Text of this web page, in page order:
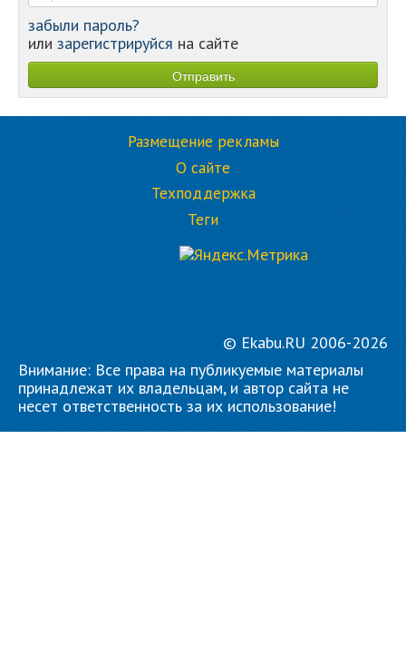
забыли пароль?
или зарегистрируйся на сайте
Размещение рекламы
О сайте
Техподдержка
Теги
© Ekabu.RU 2006-2026
Внимание: Все права на публикуемые материалы
принадлежат их владельцам, и автор сайта не
несет ответственность за их использование!